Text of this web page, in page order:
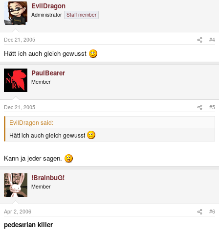
EvilDragon
Administrator Staff member
Dec 21, 2005 #4
Hätt ich auch gleich gewusst
PaulBearer
Member
Dec 21, 2005 #5
EvilDragon said:
Hätt ich auch gleich gewusst
Kann ja jeder sagen.
!BrainbuG!
Member
Apr 2, 2006 #6
pedestrian killer